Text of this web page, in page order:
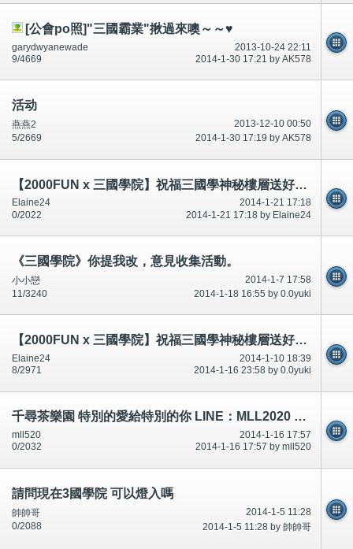
[公會po照]"三國霸業"揪過來噢～～♥
2013-10-24 22:11
garydwyanewade
2014-1-30 17:21 by AK578
9/4669
活动
2013-12-10 00:50
燕燕2
2014-1-30 17:19 by AK578
5/2669
【2000FUN x 三國學院】祝福三國學神秘樓層送好禮~! 得獎名單
2014-1-21 17:18
Elaine24
2014-1-21 17:18 by Elaine24
0/2022
《三國學院》你提我改，意見收集活動。
2014-1-7 17:58
小小戀
2014-1-18 16:55 by 0.0yuki
11/3240
【2000FUN x 三國學院】祝福三國學神秘樓層送好禮~!
2014-1-10 18:39
Elaine24
2014-1-16 23:58 by 0.0yuki
8/2971
千尋茶樂園 特別的愛給特別的你 LINE：MLL2020 性福外送
2014-1-16 17:57
mll520
2014-1-16 17:57 by mll520
0/2032
請問現在3國學院 可以燈入嗎
2014-1-5 11:28
帥帥哥
2014-1-5 11:28 by 帥帥哥
0/2088